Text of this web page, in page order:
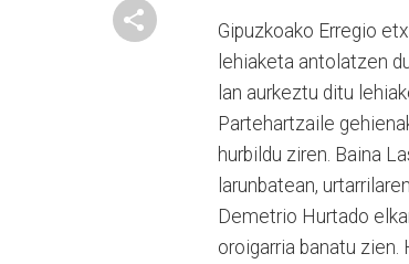
Gipuzkoako Erregio
lehiaketa antolatzen
lan aurkeztu ditu
Partehartzaile
hurbildu ziren. Baina
larunbatean,
Demetrio Hurtado
oroigarria banatu